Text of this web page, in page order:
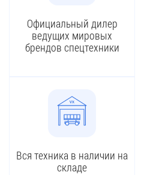
Официальный дилер
ведущих мировых
брендов спецтехники
Вся техника в наличии на
складе